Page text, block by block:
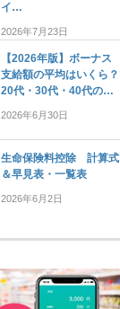
イ…
2026年7月23日
【2026年版】ボーナス
支給額の平均はいくら？
20代・30代・40代の…
2026年6月30日
生命保険料控除 計算式
＆早見表・一覧表
2026年6月2日